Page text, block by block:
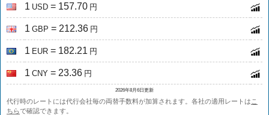
1 USD = 157.70 円
1 GBP = 212.36 円
1 EUR = 182.21 円
1 CNY = 23.36 円
2026年8月6日更新
代行時のレートには代行会社毎の両替手数料が加算されます。各社の適用レートは こ
ちらで確認できます。